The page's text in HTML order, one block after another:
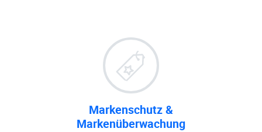
Markenschutz &
Markenüberwachung